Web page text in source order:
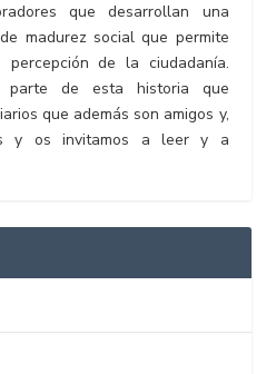
que desarrollan una
madurez social que permite
de la ciudadanía.
parte de esta historia que
que además son amigos y,
y os invitamos a leer y a